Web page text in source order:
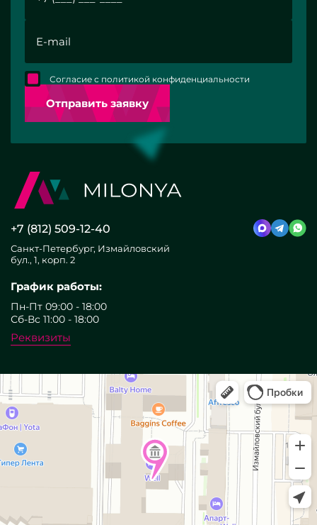
Отправить заявку
Согласие с политикой конфиденциальности
+7 (812) 509-12-40
Санкт-Петербург, Измайловский
бул., 1, корп. 2
График работы:
Пн-Пт 09:00 - 18:00
Сб-Вс 11:00 - 18:00
Реквизиты